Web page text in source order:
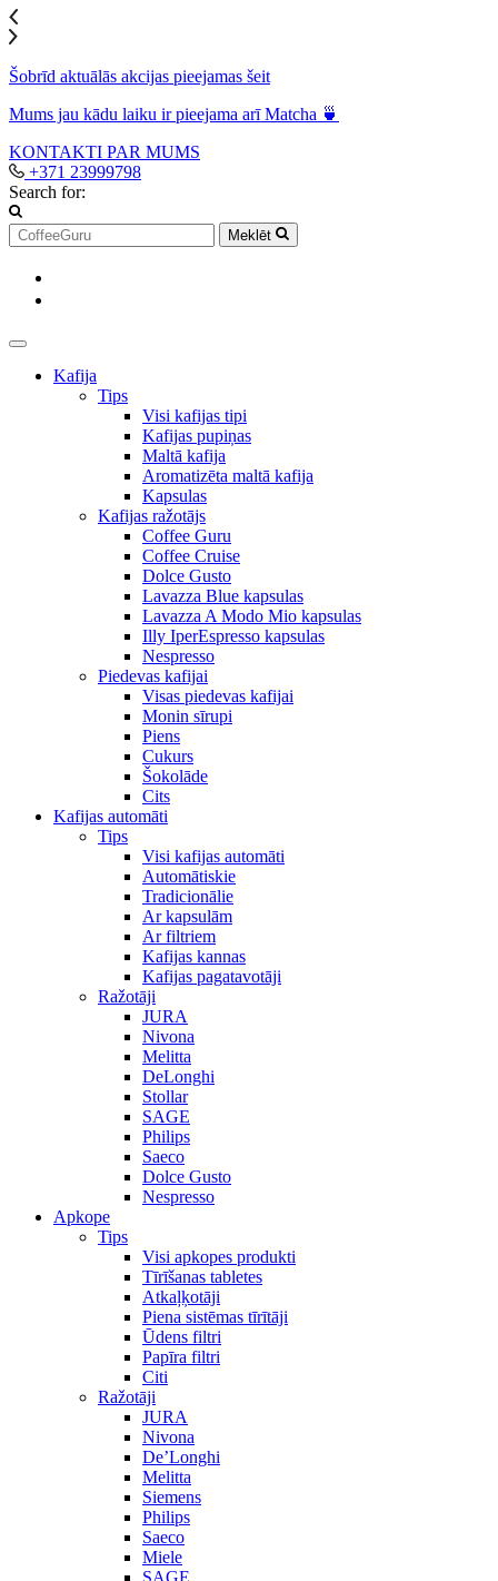
Šobrīd aktuālās akcijas pieejamas šeit
Mums jau kādu laiku ir pieejama arī Matcha 🍵
KONTAKTI PAR MUMS
+371 23999798
Search for:
Meklēt
Kafija
Tips
Visi kafijas tipi
Kafijas pupiņas
Maltā kafija
Aromatizēta maltā kafija
Kapsulas
Kafijas ražotājs
Coffee Guru
Coffee Cruise
Dolce Gusto
Lavazza Blue kapsulas
Lavazza A Modo Mio kapsulas
Illy IperEspresso kapsulas
Nespresso
Piedevas kafijai
Visas piedevas kafijai
Monin sīrupi
Piens
Cukurs
Šokolāde
Cits
Kafijas automāti
Tips
Visi kafijas automāti
Automātiskie
Tradicionālie
Ar kapsulām
Ar filtriem
Kafijas kannas
Kafijas pagatavotāji
Ražotāji
JURA
Nivona
Melitta
DeLonghi
Stollar
SAGE
Philips
Saeco
Dolce Gusto
Nespresso
Apkope
Tips
Visi apkopes produkti
Tīrīšanas tabletes
Atkaļķotāji
Piena sistēmas tīrītāji
Ūdens filtri
Papīra filtri
Citi
Ražotāji
JURA
Nivona
De’Longhi
Melitta
Siemens
Philips
Saeco
Miele
SAGE